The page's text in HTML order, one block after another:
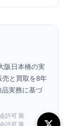
阪日本橋の実
売と買取を8年
品実務に基づ
許可 第